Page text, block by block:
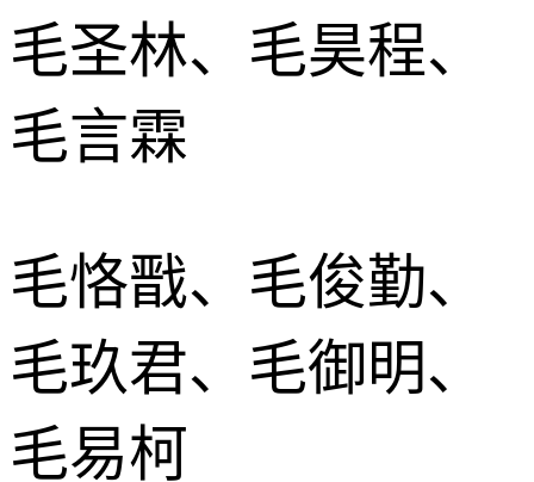
毛圣林、毛昊程、
毛言霖
毛恪戬、毛俊勤、
毛玖君、毛御明、
毛易柯